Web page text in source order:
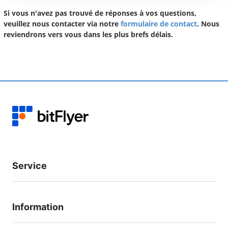
Si vous n'avez pas trouvé de réponses à vos questions,
veuillez nous contacter via notre formulaire de contact. Nous
reviendrons vers vous dans les plus brefs délais.
Service
Information